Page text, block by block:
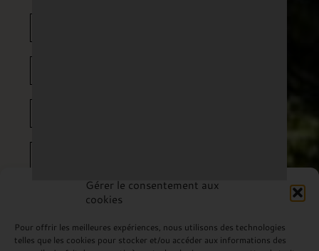
Gérer le consentement aux
cookies
Pour offrir les meilleures expériences, nous utilisons des technologies
telles que les cookies pour stocker et/ou accéder aux informations des
GROUPS
COTTAGES